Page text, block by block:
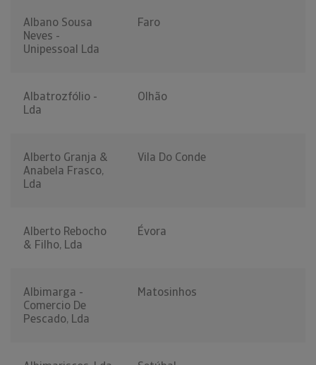
Albano Sousa
Neves -
Unipessoal Lda
Faro
Albatrozfólio -
Lda
Olhão
Alberto Granja &
Anabela Frasco,
Lda
Vila Do Conde
Alberto Rebocho
& Filho, Lda
Évora
Albimarga -
Comercio De
Pescado, Lda
Matosinhos